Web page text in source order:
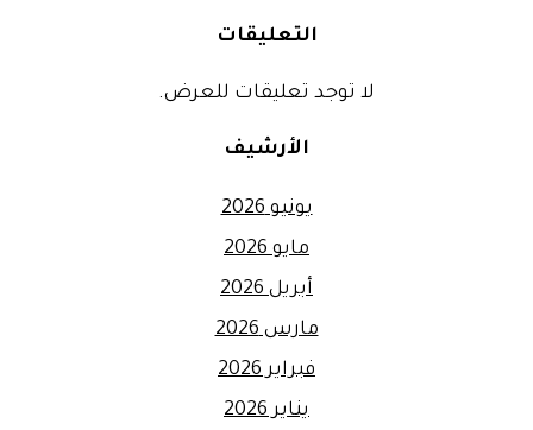
التعليقات
لا توجد تعليقات للعرض.
الأرشيف
يونيو 2026
مايو 2026
أبريل 2026
مارس 2026
فبراير 2026
يناير 2026